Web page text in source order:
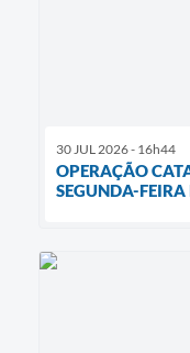
30 JUL 2026 - 16h44
OPERAÇÃO
SEGUNDA-